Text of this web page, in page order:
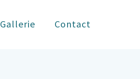
Gallerie Contact